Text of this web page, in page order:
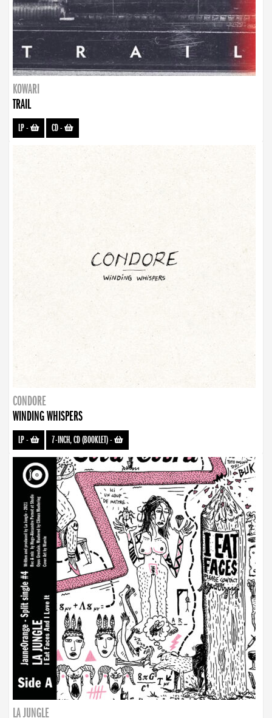
KOWARI
TRAIL
LP- CD-
CONDORE
WINDING WHISPERS
LP- 7-INCH, CD (BOOKLET)-
LA JUNGLE